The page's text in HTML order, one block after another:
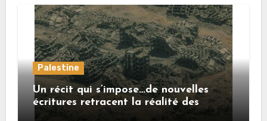
Palestine
Un récit qui s’impose…de nouvelles
écritures retracent la réalité des
crimes sionistes à Gaza